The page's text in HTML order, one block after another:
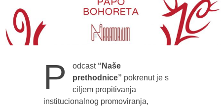
P odcast “Naše
prethodnice” pokrenut je s
ciljem propitivanja
institucionalnog promoviranja,